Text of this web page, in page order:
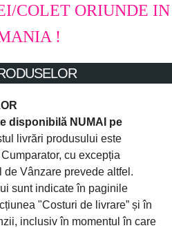
COLET ORIUNDE IN
!
disponibilă NUMAI pe
livrări produsului este
cu excepția
Vânzare prevede altfel.
sunt indicate în paginile
"Costuri de livrare” și în
inclusiv în momentul în care